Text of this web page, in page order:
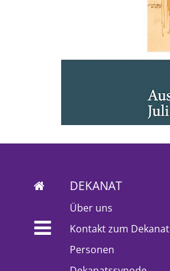
DEKANAT
Über uns
Kontakt zum Dekanat
Personen